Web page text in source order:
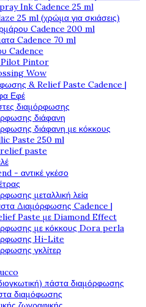
Ink Cadence 25 ml
25 ml (χρώμα για σκιάσεις)
Cadence 200 ml
Cadence 70 ml
Cadence
Pilot Pintor
Wow
& Relief Paste Cadence |
Εφέ
διαμόρφωσης
διάφανη
διάφανη με κόκκους
Paste 250 ml
paste
- αντικέ γκέσο
μεταλλική λεία
Διαμόρφωσης Cadence |
Paste με Diamond Effect
με κόκκους Dora perla
Hi-Lite
γκλίτερ
πάστα διαμόρφωσης
διαμόφωσης